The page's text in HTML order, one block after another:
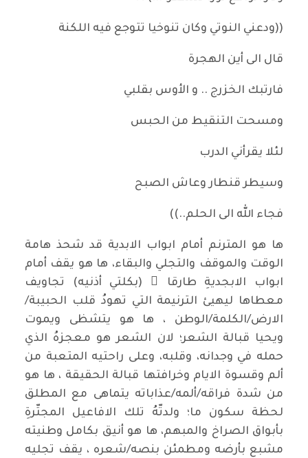
((ودعني النوتي وكان تنوخيا تتوجع فيه اللكنة
قال الى أين الهجرة
فارتبك الخزرج .. و الأوس بقلبي
ومسحت التنقيط من الحبس
لئلا يقرأني الدرب
وسيطر قنطار وعاش الصبح
فجاء الله الى الحلم..))
ها هو المترنم أمام ابواب الابدية قد شحذ هامة
الوقت والموقف والتجلي والبقاء، ها هو يقف أمام
ابواب الابجديةِ طارقا ً (بكلتي أذنيه) تجاويف
معطاها ليهيئ الترنيمة التي تهودُ قلب الحبيبة/
الارض/الكلمة/الوطن ، ها هو يتشظى ويموت
ويحيا قبالة الشعر؛ لان الشعر هو معجزهُ الذي
حمله في وجدانه، وقلبه، وعلى راحتيه المتعبة من
ألم وقسوة الايام وخرافتها قبالة الحقيقة ، ها هو
من شدة فراقه/ألمه/عذاباته يتماهى مع المطلق
لحظة سكون ما؛ ولدتّهُ تلك الافاعيل المجتّرةِ
بأبواق الصراخ والمبهم، ها هو أنيق بكامل وطنيته
مشبع بأرضه ومطمئن بنصه/شعره ، يقف تجليه